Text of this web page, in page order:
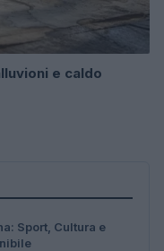
e caldo
Sport, Cultura e